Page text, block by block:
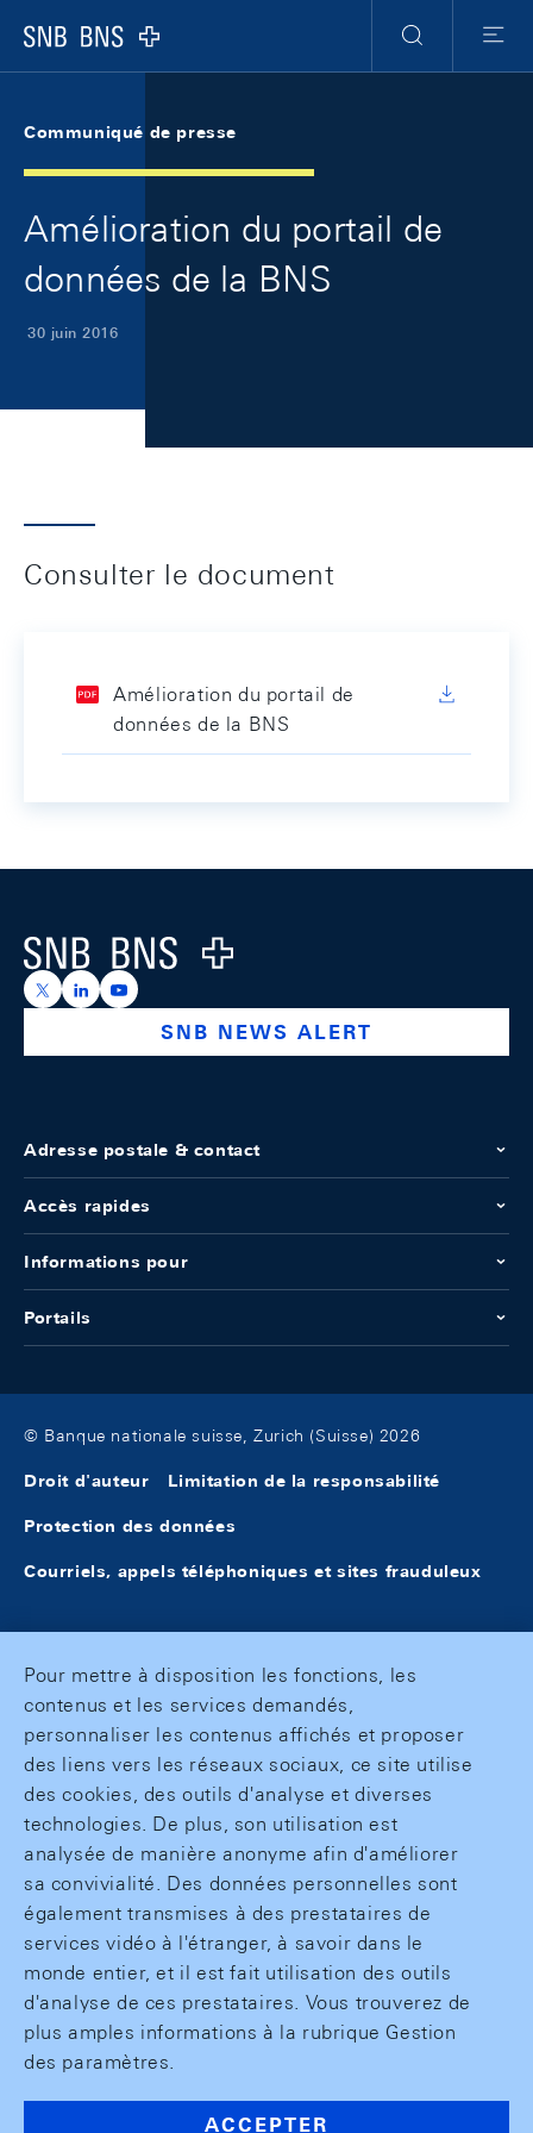
Logo
RechercheMenu
Communiqué de presse
Amélioration du portail de
données de la BNS
30 juin 2016
Consulter le document
Amélioration du portail de
données de la BNS
Logo
https://x.com/snb_bns
https://ch.linkedin.com/company/swiss-national-
https://www.youtube.com/@swissnationalbank
SNB NEWS ALERT
Adresse postale & contact
Accès rapides
Informations pour
Portails
© Banque nationale suisse, Zurich (Suisse) 2026
Droit d'auteur Limitation de la responsabilité
Protection des données
Courriels, appels téléphoniques et sites frauduleux
Pour mettre à disposition les fonctions, les
contenus et les services demandés,
personnaliser les contenus affichés et proposer
des liens vers les réseaux sociaux, ce site utilise
des cookies, des outils d'analyse et diverses
technologies. De plus, son utilisation est
analysée de manière anonyme afin d'améliorer
sa convivialité. Des données personnelles sont
également transmises à des prestataires de
services vidéo à l'étranger, à savoir dans le
monde entier, et il est fait utilisation des outils
d'analyse de ces prestataires. Vous trouverez de
plus amples informations à la rubrique Gestion
des paramètres.
ACCEPTER